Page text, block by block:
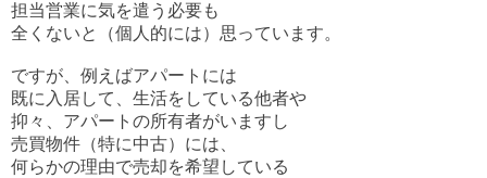
担当営業に気を遣う必要も
全くないと（個人的には）思っています。
ですが、例えばアパートには
既に入居して、生活をしている他者や
抑々、アパートの所有者がいますし
売買物件（特に中古）には、
何らかの理由で売却を希望している